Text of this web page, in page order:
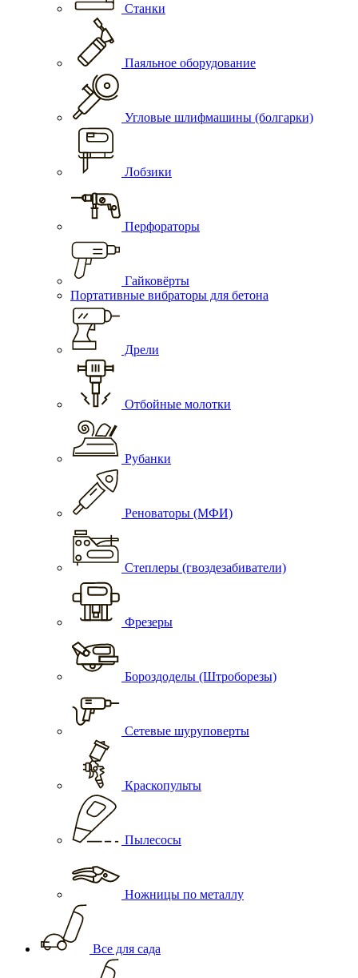
Станки
Паяльное оборудование
Угловые шлифмашины (болгарки)
Лобзики
Перфораторы
Гайковёрты
Портативные вибраторы для бетона
Дрели
Отбойные молотки
Рубанки
Реноваторы (МФИ)
Степлеры (гвоздезабиватели)
Фрезеры
Бороздоделы (Штроборезы)
Сетевые шуруповерты
Краскопульты
Пылесосы
Ножницы по металлу
Все для сада